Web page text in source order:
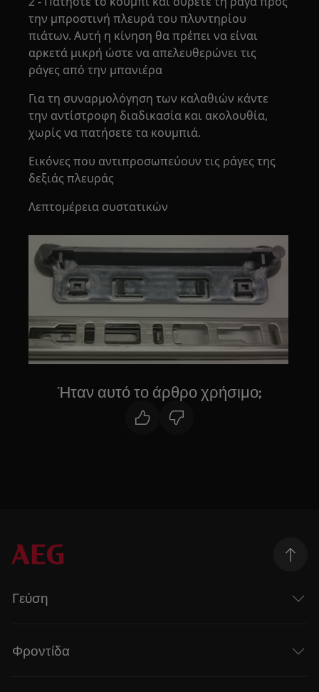
την μπροστινή πλευρά του πλυντηρίου
πιάτων. Αυτή η κίνηση θα πρέπει να είναι
αρκετά μικρή ώστε να απελευθερώνει τις
ράγες από την μπανιέρα
Για τη συναρμολόγηση των καλαθιών κάντε
την αντίστροφη διαδικασία και ακολουθία,
χωρίς να πατήσετε τα κουμπιά.
Εικόνες που αντιπροσωπεύουν τις ράγες της
δεξιάς πλευράς
Λεπτομέρεια συστατικών
Ήταν αυτό το άρθρο χρήσιμο;
Γεύση
Φροντίδα